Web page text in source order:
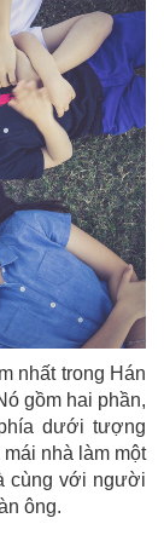
nhất trong Hán
gồm hai phần,
dưới tượng
nhà làm một
cùng với người
ông.